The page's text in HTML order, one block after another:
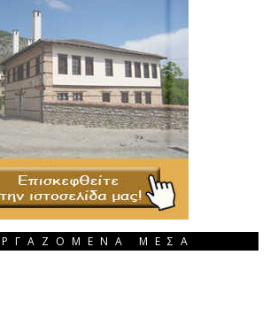
ΜΕΣΑ